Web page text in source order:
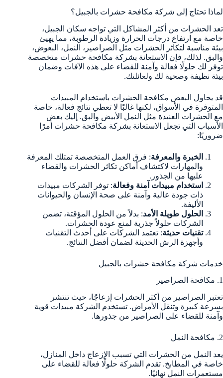
لماذا تحتاج إلى شركة مكافحة حشرات بالجبيل؟
تعد الحشرات من أكثر المشاكل التي تواجه سكان الجبيل،
خاصة مع ارتفاع درجات الحرارة وزيادة الرطوبة، مما يهيئ
بيئة مناسبة لتكاثر الحشرات مثل الصراصير، النمل، البعوض،
والبق. لذلك، فإن الاستعانة بشركة مكافحة حشرات متخصصة
توفر لك حلولًا فعالة وآمنة للقضاء على هذه الآفات وضمان
بيئة نظيفة وصحية لك ولعائلتك.
قد يحاول البعض مكافحة الحشرات باستخدام المبيدات
المتوفرة في الأسواق، لكنها غالبًا لا تعطي نتائج فعالة، خاصة
مع الحشرات العنيدة مثل النمل الأبيض والبق. إليك بعض
الأسباب التي تجعل الاستعانة بشركة مكافحة حشرات أمرًا
ضروريًا:
الخبرة والمعرفة: فرق العمل المتخصصة تمتلك المعرفة
والمهارات لاكتشاف أماكن تكاثر الحشرات والقضاء
عليها من الجذور.
استخدام مبيدات آمنة وفعالة: توفر الشركات مبيدات
ذات جودة عالية وآمنة على صحة الإنسان والحيوانات
الأليفة.
الحلول طويلة الأمد: بدلاً من الحلول المؤقتة، تضمن
الشركات حلولاً جذرية لمنع عودة الحشرات.
تقنيات حديثة: تعتمد الشركات على أحدث التقنيات
وأجهزة الرش الحديثة لضمان أفضل النتائج.
خدمات شركة مكافحة حشرات بالجبيل
1. مكافحة الصراصير
تعتبر الصراصير من أكثر الحشرات إزعاجًا، حيث تنتشر
بسرعة كبيرة وتنقل الأمراض. تستخدم الشركة مبيدات قوية
وآمنة للقضاء على الصراصير من جذورها.
2. مكافحة النمل
يعد النمل من الحشرات التي تسبب الإزعاج داخل المنازل،
خاصة في المطابخ. تقدم الشركة حلولًا فعالة للقضاء على
مستعمرات النمل نهائيًا.